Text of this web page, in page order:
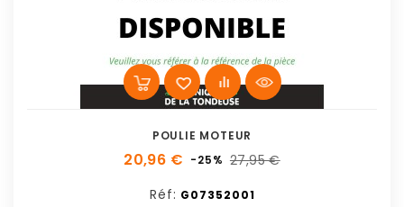
POULIE MOTEUR
20,96 € -25% 27,95 €
Réf: G07352001